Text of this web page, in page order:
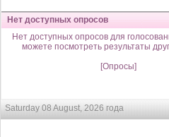
Нет доступных опросов
Нет доступных опросов для
можете посмотреть результаты
[Опросы]
Saturday 08 August, 2026 года